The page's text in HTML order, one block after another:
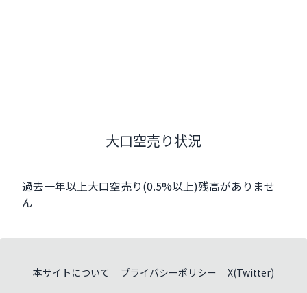
大口空売り状況
過去一年以上大口空売り(0.5%以上)残高がありませ
ん
本サイトについて プライバシーポリシー X(Twitter)